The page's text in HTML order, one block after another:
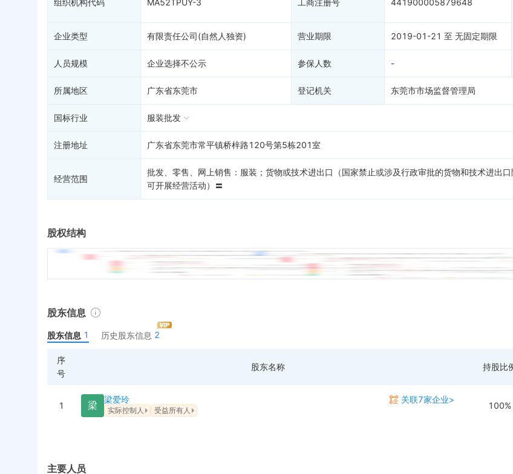
客户
企业类型 有限责任公司(自然人独资) 营业期限 2019-01-21 至 无固定期限
人员规模 企业选择不公示 参保人数 -
所属地区 广东省东莞市 登记机关 东莞市市场监督管理局
国标行业 服装批发
注册地址 广东省东莞市常平镇桥梓路120号第5栋201室
经营范围
批发、零售、网上销售：服装；货物或技术进出口（国家禁止或涉及行政审批的货物和技术进出
可开展经营活动）〓
股权结构
股东信息
股东信息 1 历史股东信息 2
序
号
股东名称 持股比
1 梁
梁爱玲 关联7家企业>
实际控制人 受益所有人 100%
主要人员